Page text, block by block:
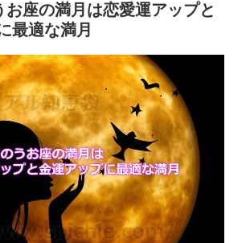
お座の満月は恋愛運アップと
最適な満月